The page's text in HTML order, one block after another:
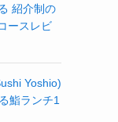
紹介制の
ースレビ
Yoshio)
鮨ランチ1